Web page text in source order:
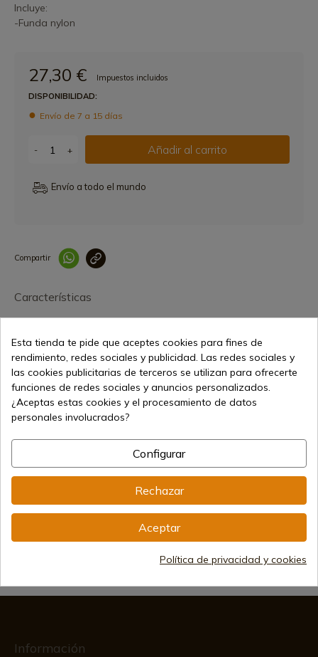
Incluye:
-Funda nylon
27,30 €
Impuestos incluidos
DISPONIBILIDAD:
Envío de 7 a 15 días
- + Añadir al carrito
Envío a todo el mundo
Compartir
Características
27,30 €
Vendiendo online desde 1998
Métodos de pago seguros
Envíos internacionales
Información
Esta tienda te pide que aceptes cookies para fines de
rendimiento, redes sociales y publicidad. Las redes sociales y
las cookies publicitarias de terceros se utilizan para ofrecerte
funciones de redes sociales y anuncios personalizados.
¿Aceptas estas cookies y el procesamiento de datos
personales involucrados?
Configurar
Rechazar
Aceptar
Política de privacidad y cookies